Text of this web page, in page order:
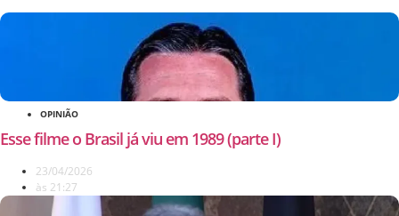
OPINIÃO
Esse filme o Brasil já viu em 1989 (parte I)
23/04/2026
às 21:27